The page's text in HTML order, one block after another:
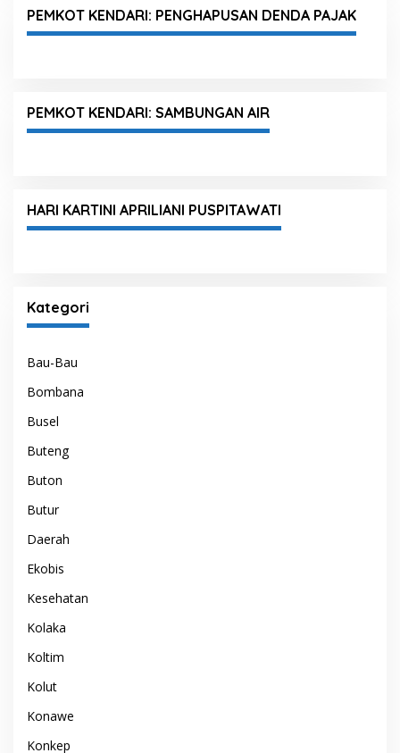
PEMKOT KENDARI: PENGHAPUSAN DENDA PAJAK
PEMKOT KENDARI: SAMBUNGAN AIR
HARI KARTINI APRILIANI PUSPITAWATI
Kategori
Bau-Bau
Bombana
Busel
Buteng
Buton
Butur
Daerah
Ekobis
Kesehatan
Kolaka
Koltim
Kolut
Konawe
Konkep